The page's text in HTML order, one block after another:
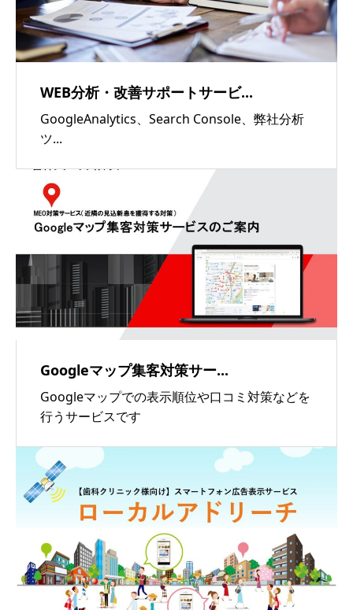
WEB分析・改善サポートサービ...
GoogleAnalytics、Search Console、弊社分析
ツ...
Googleマップ集客対策サー...
Googleマップでの表示順位や口コミ対策などを
行うサービスです